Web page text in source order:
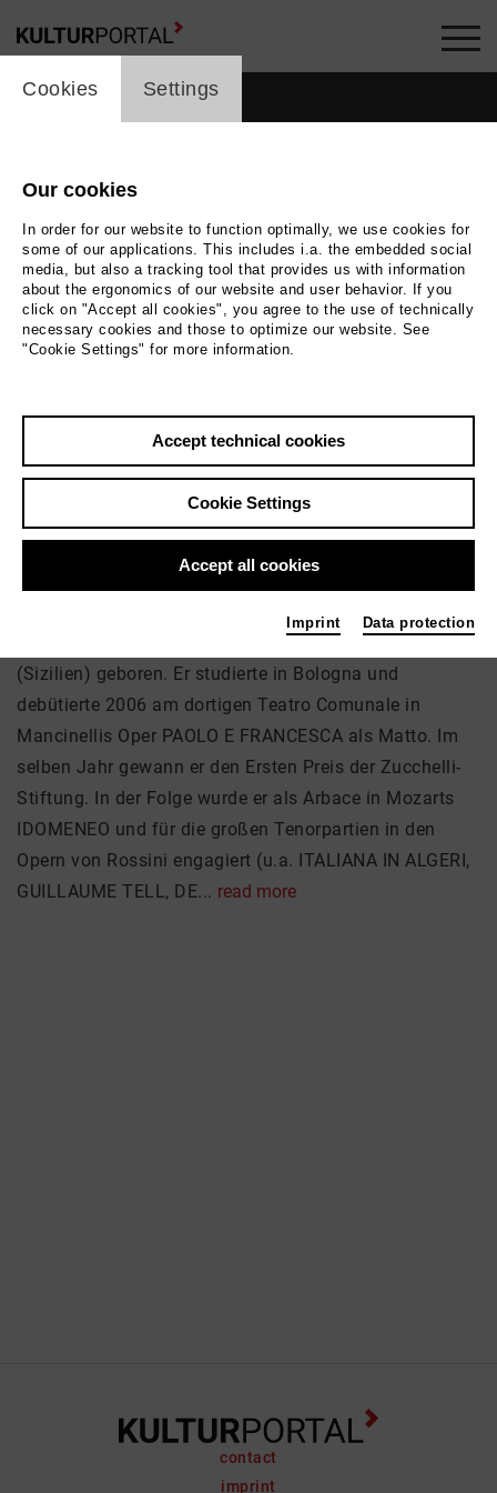
Music, Theatre
Der lyrische Tenor Enea Scala wurde in Ragusa
(Sizilien) geboren. Er studierte in Bologna und
debütierte 2006 am dortigen Teatro Comunale in
Mancinellis Oper PAOLO E FRANCESCA als Matto. Im
selben Jahr gewann er den Ersten Preis der Zucchelli-
Stiftung. In der Folge wurde er als Arbace in Mozarts
IDOMENEO und für die großen Tenorpartien in den
Opern von Rossini engagiert (u.a. ITALIANA IN ALGERI,
GUILLAUME TELL, DE... read more
contact
imprint
cookie_layer
Cookies Settings
Our cookies
In order for our website to function optimally, we use cookies for
some of our applications. This includes i.a. the embedded social
media, but also a tracking tool that provides us with information
about the ergonomics of our website and user behavior. If you
click on "Accept all cookies", you agree to the use of technically
necessary cookies and those to optimize our website. See
"Cookie Settings" for more information.
Accept technical cookies
Cookie Settings
Accept all cookies
Imprint Data protection